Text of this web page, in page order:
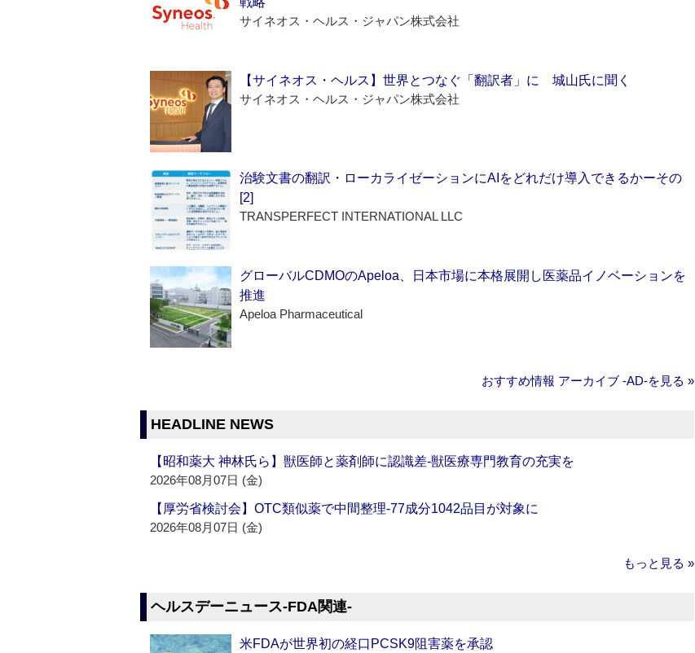
サイネオス・ヘルス・ジャパン株式会社
【サイネオス・ヘルス】世界とつなぐ「翻訳者」に 城山氏に聞く
サイネオス・ヘルス・ジャパン株式会社
治験文書の翻訳・ローカライゼーションにAIをどれだけ導入できるかーその
[2]
TRANSPERFECT INTERNATIONAL LLC
グローバルCDMOのApeloa、日本市場に本格展開し医薬品イノベーションを
推進
Apeloa Pharmaceutical
おすすめ情報 アーカイブ ‐AD‐を見る »
HEADLINE NEWS
【昭和薬大 神林氏ら】獣医師と薬剤師に認識差‐獣医療専門教育の充実を
2026年08月07日 (金)
【厚労省検討会】OTC類似薬で中間整理‐77成分1042品目が対象に
2026年08月07日 (金)
もっと見る »
ヘルスデーニュース‐FDA関連‐
米FDAが世界初の経口PCSK9阻害薬を承認